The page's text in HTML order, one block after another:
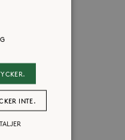
INTE.